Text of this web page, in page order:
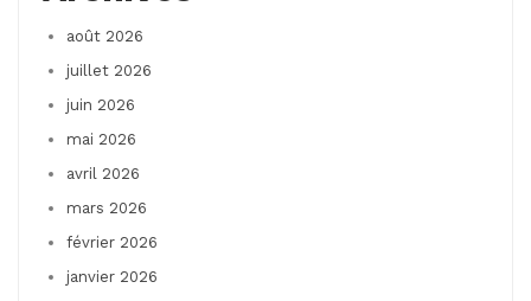
août 2026
juillet 2026
juin 2026
mai 2026
avril 2026
mars 2026
février 2026
janvier 2026